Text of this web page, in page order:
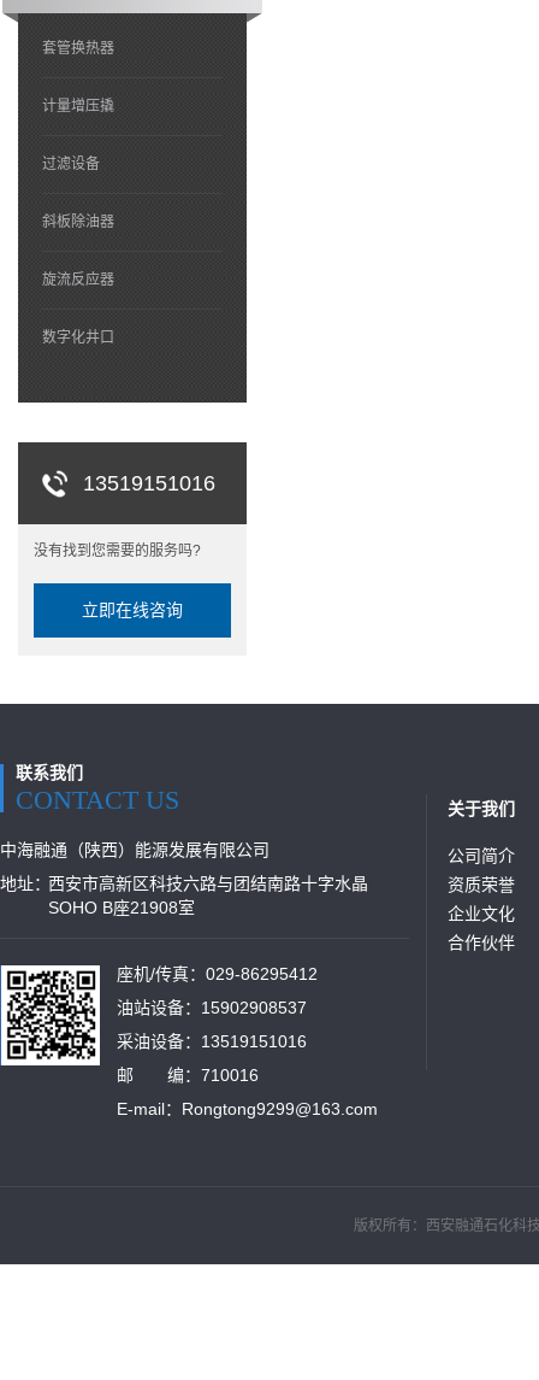
套管换热器
计量增压撬
过滤设备
斜板除油器
旋流反应器
数字化井口
13519151016
没有找到您需要的服务吗?
立即在线咨询
联系我们
CONTACT US
中海融通（陕西）能源发展有限公司
地址：西安市高新区科技六路与团结南路十字水晶
SOHO B座21908室
座机/传真：029-86295412
油站设备：15902908537
采油设备：13519151016
邮 编：710016
E-mail：Rongtong9299@163.com
关于我们
公司简介
资质荣誉
企业文化
合作伙伴
版权所有：西安融通石化科